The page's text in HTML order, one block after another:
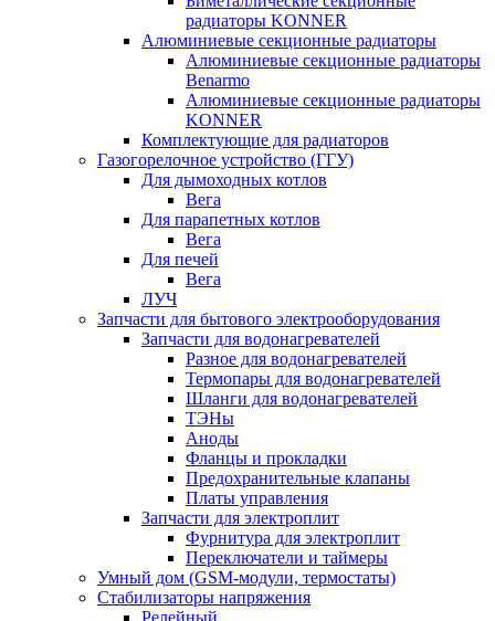
радиаторы KONNER
Алюминиевые секционные радиаторы
Алюминиевые секционные радиаторы
Benarmo
Алюминиевые секционные радиаторы
KONNER
Комплектующие для радиаторов
Газогорелочное устройство (ГГУ)
Для дымоходных котлов
Вега
Для парапетных котлов
Вега
Для печей
Вега
ЛУЧ
Запчасти для бытового электрооборудования
Запчасти для водонагревателей
Разное для водонагревателей
Термопары для водонагревателей
Шланги для водонагревателей
ТЭНы
Аноды
Фланцы и прокладки
Предохранительные клапаны
Платы управления
Запчасти для электроплит
Фурнитура для электроплит
Переключатели и таймеры
Умный дом (GSM-модули, термостаты)
Cтабилизаторы напряжения
Релейный